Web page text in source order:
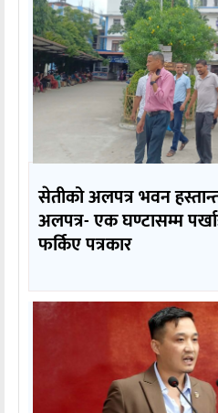
सेतीको अलपत्र भवन
अलपत्र- एक घण्टासम्म
फर्किए पत्रकार